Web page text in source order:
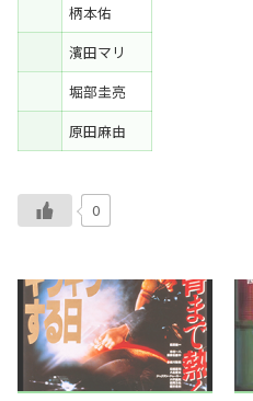
柄本佑
濱田マリ
堀部圭亮
原田麻由
0